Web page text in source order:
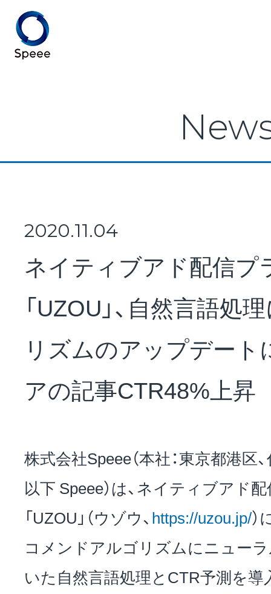
Speeeとは
NEWS
会社概要
採用情報
サステナビリティ
投資家情報
お問い合わせ
2020.11.04
ネイティブアド配信プ
「UZOU」、自然言語処
リズムのアップデート
アの記事CTR48%上昇
株式会社Speee（本社：東京都港区
以下 Speee）は、ネイティブアド
「UZOU」（ウゾウ、https://uzou.jp/
コメンドアルゴリズムにニュー
いた自然言語処理とCTR予測を導